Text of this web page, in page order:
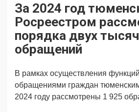
Продвижение Поздравляем
Ещё
За 2024 год
Росреестром
порядка двух тысяч
обращений
В рамках осуществления
обращениями граждан
2024 году рассмотрены 1 925